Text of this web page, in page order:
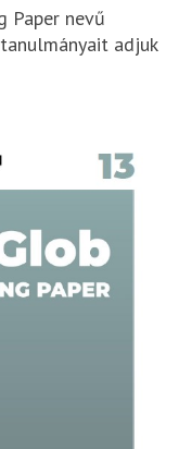
Paper nevű
adjuk